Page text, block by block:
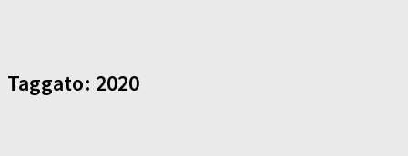
Taggato: 2020